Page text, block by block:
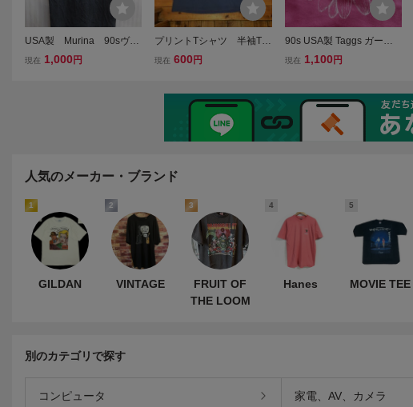
USA製 Murina 90sヴィ
ンテージ グラフィックT
現在 1,000円
プリントTシャツ 半袖Tシ
ャツ 古着Tシャツ XLサ
現在 600円
90s USA製 Taggs ガーベ
ラ 花柄 ボタニカル フラワ
ルステッチ ヴィンテージ
現在 1,100円
人気のメーカー・ブランド
1
GILDAN
2
VINTAGE
3
FRUIT OF
THE LOOM
4
Hanes
5
MOVIE TEE
別のカテゴリで探す
コンピュータ 家電、AV、カメラ